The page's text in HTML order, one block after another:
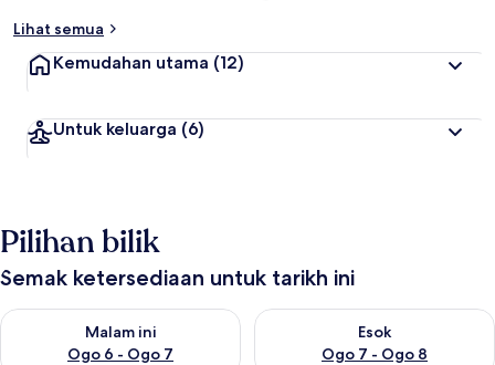
Lihat semua
Kemudahan utama (12)
Untuk keluarga (6)
Pilihan bilik
Semak ketersediaan untuk tarikh ini
Malam ini
Ogo 6 - Ogo 7
Semak ketersediaan untuk malam ini Ogo 6 - Ogo 7
Esok
Ogo 7 - Ogo 8
Semak ketersediaan untuk